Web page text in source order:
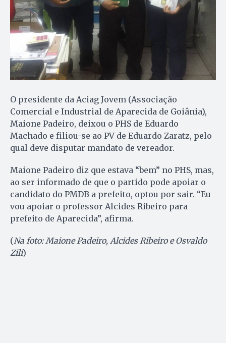
O presidente da Aciag Jovem (Associação
Comercial e Industrial de Aparecida de Goiânia),
Maione Padeiro, deixou o PHS de Eduardo
Machado e filiou-se ao PV de Eduardo Zaratz, pelo
qual deve disputar mandato de vereador.
Maione Padeiro diz que estava “bem” no PHS, mas,
ao ser informado de que o partido pode apoiar o
candidato do PMDB a prefeito, optou por sair. “Eu
vou apoiar o professor Alcides Ribeiro para
prefeito de Aparecida”, afirma.
(Na foto: Maione Padeiro, Alcides Ribeiro e Osvaldo
Zili)